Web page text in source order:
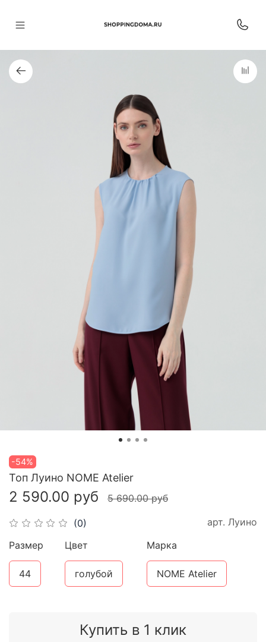
-54%
(0) арт. Луино
Топ Луино NOME Atelier
2 590.00 руб 5 690.00 руб
Купить в 1 клик
Размер
44
Цвет
голубой
Марка
NOME Atelier